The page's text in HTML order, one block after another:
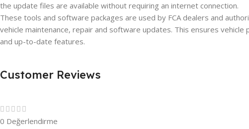
the update files are available without requiring an internet connection.
These tools and software packages are used by FCA dealers and
vehicle maintenance, repair and software updates. This ensures vehicle
and up-to-date features.
Customer Reviews
0 Değerlendirme